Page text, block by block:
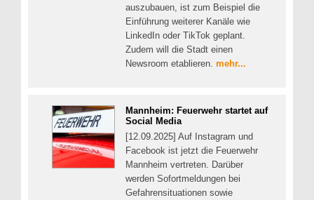
auszubauen, ist zum Beispiel die
Einführung weiterer Kanäle wie
LinkedIn oder TikTok geplant.
Zudem will die Stadt einen
Newsroom etablieren. mehr...
Mannheim: Feuerwehr startet auf
Social Media
[12.09.2025] Auf Instagram und
Facebook ist jetzt die Feuerwehr
Mannheim vertreten. Darüber
werden Sofortmeldungen bei
Gefahrensituationen sowie